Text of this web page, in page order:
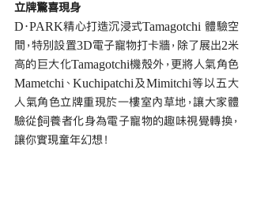
立牌驚喜現身
D‧PARK精心打造沉浸式Tamagotchi 體驗空
間，特別設置3D電子寵物打卡牆，除了展出2米
高的巨大化Tamagotchi機殼外，更將人氣角色
Mametchi、Kuchipatchi及Mimitchi等以五大
人氣角色立牌重現於一樓室內草地，讓大家體
驗從飼養者化身為電子寵物的趣味視覺轉換，
讓你實現童年幻想！